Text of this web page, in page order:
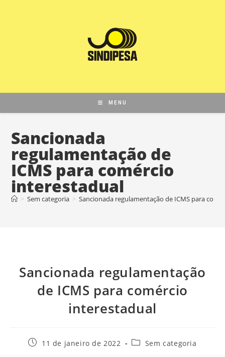
MENU
Sancionada
regulamentação de
ICMS para comércio
interestadual
> Sem categoria > Sancionada regulamentação de ICMS para
Sancionada regulamentação
de ICMS para comércio
interestadual
11 de janeiro de 2022 Sem categoria